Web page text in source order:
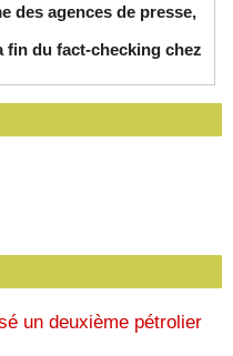
des agences de presse,
fin du fact-checking chez
un deuxième pétrolier